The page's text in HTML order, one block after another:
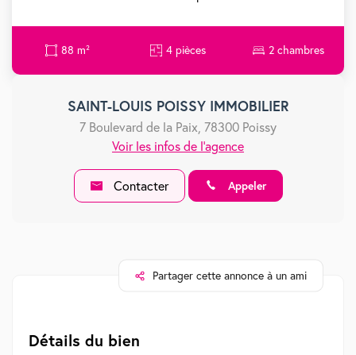
88 m² 4 pièces 2 chambres
SAINT-LOUIS POISSY IMMOBILIER
7 Boulevard de la Paix, 78300 Poissy
Voir les infos de l'agence
Contacter Appeler
Partager cette annonce à un ami
Détails du bien